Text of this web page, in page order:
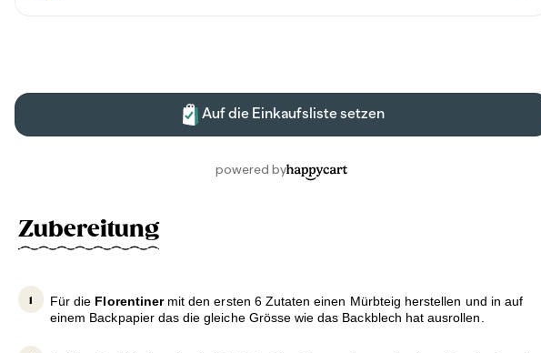
Zubereitung
Für die Florentinermit den ersten 6 Zutaten einen Mürbteig herstellen und in auf
einem Backpapier das die gleiche Grösse wie das Backblech hat ausrollen.